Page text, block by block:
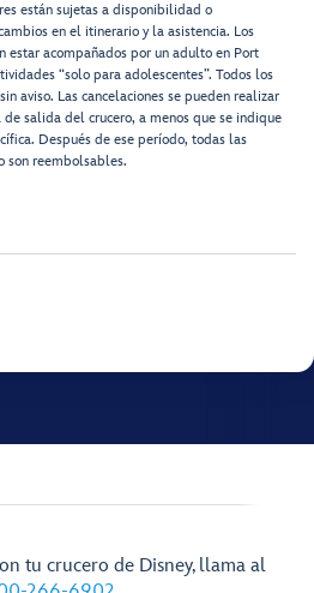
están sujetas a disponibilidad o
en el itinerario y la asistencia. Los
estar acompañados por un adulto en Port
“solo para adolescentes”. Todos los
aviso. Las cancelaciones se pueden realizar
salida del crucero, a menos que se indique
Después de ese período, todas las
son reembolsables.
tu crucero de Disney, llama al